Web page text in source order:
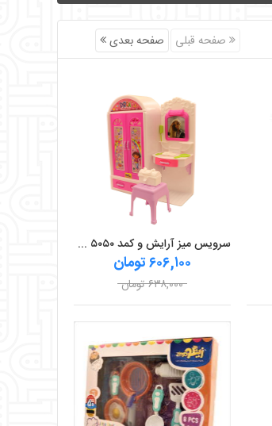
صفحه قبلی صفحه بعدی
سرویس میز آرایش و کمد ۵۰۵۰ دورا
۶۰۶,۱۰۰ تومان
۶۳۸,۰۰۰ تومان